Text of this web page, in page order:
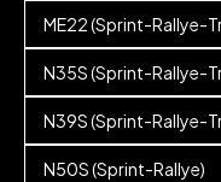
ME22 (Sprint-Rallye-
N35S (Sprint-Rallye-
N39S (Sprint-Rallye-
N50S (Sprint-Rallye)